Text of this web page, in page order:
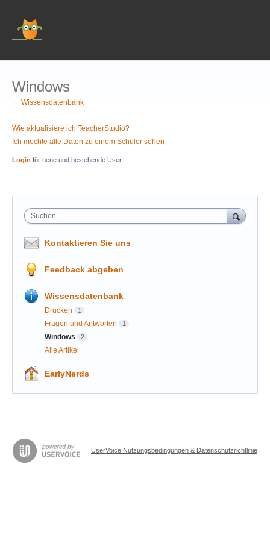
Windows
← Wissensdatenbank
Wie aktualisiere ich TeacherStudio?
Ich möchte alle Daten zu einem Schüler sehen
Login für neue und bestehende User
Suchen
Kontaktieren Sie uns
Feedback abgeben
Wissensdatenbank
Drucken 1
Fragen und Antworten 1
Windows 2
Alle Artikel
EarlyNerds
UserVoice Nutzungsbedingungen & Datenschutzrichtlinie